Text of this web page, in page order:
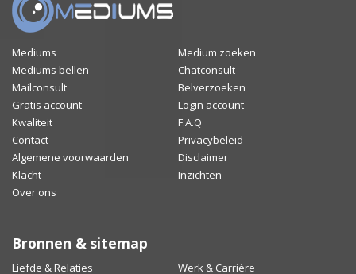
Mediums
Medium zoeken
Mediums bellen
Chatconsult
Mailconsult
Belverzoeken
Gratis account
Login account
Kwaliteit
F.A.Q
Contact
Privacybeleid
Algemene voorwaarden
Disclaimer
Klacht
Inzichten
Over ons
Bronnen & sitemap
Liefde & Relaties Werk & Carrière